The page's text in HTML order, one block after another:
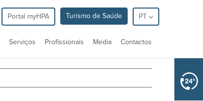
Portal myHPA Turismo de Saúde PT
Serviços Profissionais Media Contactos